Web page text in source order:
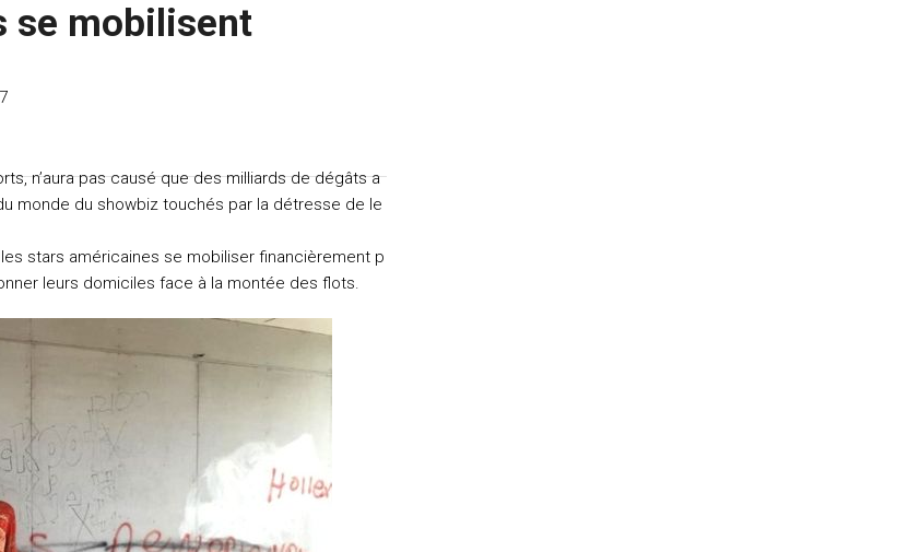
se mobilisent
n’aura pas causé que des milliards de dégâts a
monde du showbiz touchés par la détresse de le
stars américaines se mobiliser financièrement p
leurs domiciles face à la montée des flots.